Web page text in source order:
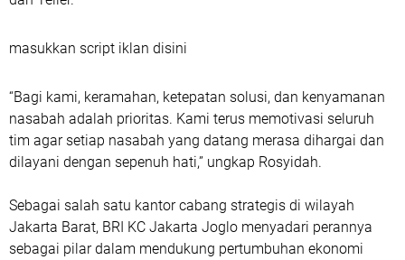
masukkan script iklan disini
“Bagi kami, keramahan, ketepatan solusi, dan kenyamanan
nasabah adalah prioritas. Kami terus memotivasi seluruh
tim agar setiap nasabah yang datang merasa dihargai dan
dilayani dengan sepenuh hati,” ungkap Rosyidah.
Sebagai salah satu kantor cabang strategis di wilayah
Jakarta Barat, BRI KC Jakarta Joglo menyadari perannya
sebagai pilar dalam mendukung pertumbuhan ekonomi